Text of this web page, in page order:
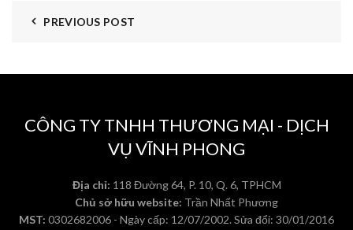
PREVIOUS POST
CÔNG TY TNHH THƯƠNG MẠI - DỊCH
VỤ VĨNH PHONG
Địa chỉ: 118 Đường 64, P. 10, Q. 6, TPHCM
Chủ sở hữu website: Trần Nhất Phương
MST: 0302682006 - Ngày cấp: 12/07/2002. Sửa đổi: 30/01/2016